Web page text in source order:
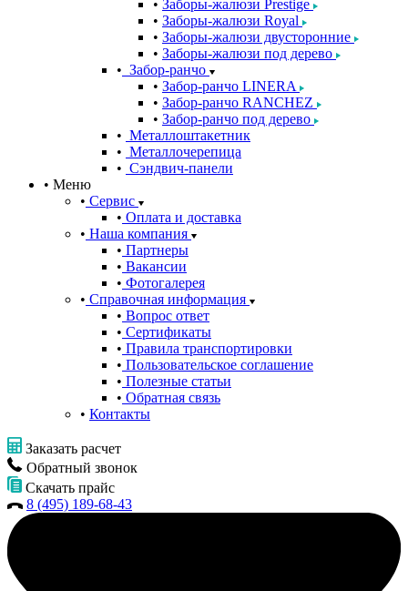
Заборы-жалюзи Prestige
Заборы-жалюзи Royal
Заборы-жалюзи двусторонние
Заборы-жалюзи под дерево
Забор-ранчо
Забор-ранчо LINERA
Забор-ранчо RANCHEZ
Забор-ранчо под дерево
Металлоштакетник
Металлочерепица
Сэндвич-панели
Меню
Сервис
Оплата и доставка
Наша компания
Партнеры
Вакансии
Фотогалерея
Справочная информация
Вопрос ответ
Сертификаты
Правила транспортировки
Пользовательское соглашение
Полезные статьи
Обратная связь
Контакты
Заказать расчет
Обратный звонок
Скачать прайс
8 (495) 189-68-43